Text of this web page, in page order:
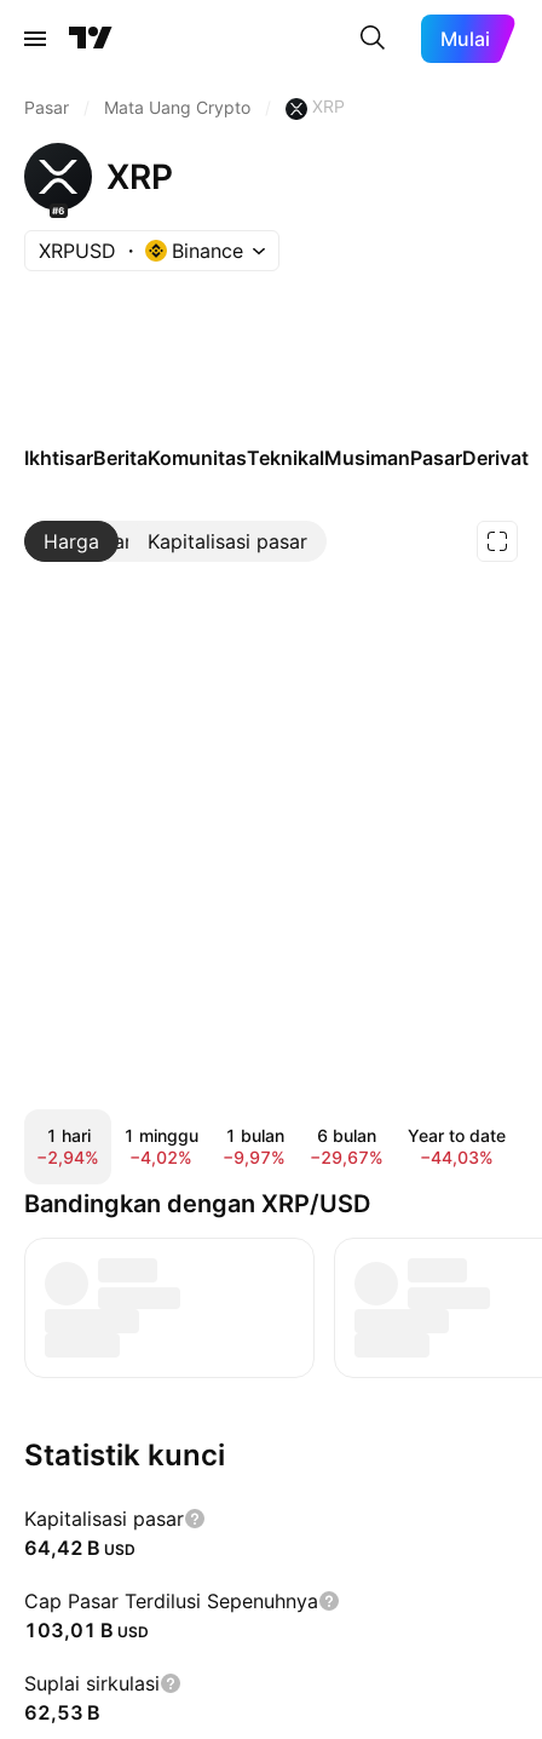
Mulai
Pasar Mata Uang Crypto XRP
#6
XRP
XRPUSD Binance
IkhtisarBeritaKomunitasTeknikalMusimanPasarDerivatif
Harga Kapitalisasi pasar
Lebih lanjut
1 hari
−2,94%
1 minggu
−4,02%
1 bulan
−9,97%
6 bulan
−29,67%
Year to date
−44,03%
Bandingkan dengan XRP/USD
Statistik kunci
Kapitalisasi pasar
‪64,42 B‬ USD
Cap Pasar Terdilusi Sepenuhnya
‪103,01 B‬ USD
Suplai sirkulasi
‪62,53 B‬